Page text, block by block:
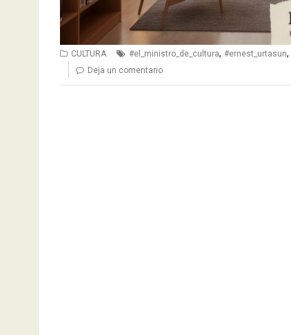
CULTURA #el_ministro_de_cultura, #ernest_urtasun,
Deja un comentario